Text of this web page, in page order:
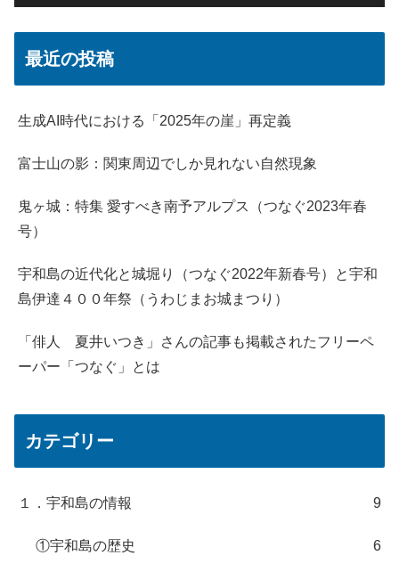
最近の投稿
生成AI時代における「2025年の崖」再定義
富士山の影：関東周辺でしか見れない自然現象
鬼ヶ城：特集 愛すべき南予アルプス（つなぐ2023年春
号）
宇和島の近代化と城堀り（つなぐ2022年新春号）と宇和
島伊達４００年祭（うわじまお城まつり）
「俳人 夏井いつき」さんの記事も掲載されたフリーペ
ーパー「つなぐ」とは
カテゴリー
１．宇和島の情報 9
①宇和島の歴史 6